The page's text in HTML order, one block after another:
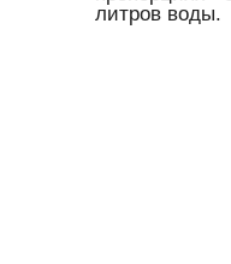
литров воды.